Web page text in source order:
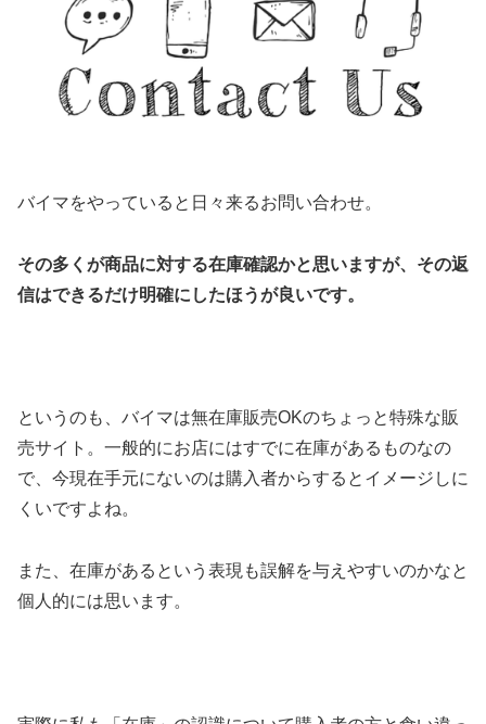
バイマをやっていると日々来るお問い合わせ。
その多くが商品に対する在庫確認かと思いますが、その返
信はできるだけ明確にしたほうが良いです。
というのも、バイマは無在庫販売OKのちょっと特殊な販
売サイト。一般的にお店にはすでに在庫があるものなの
で、今現在手元にないのは購入者からするとイメージしに
くいですよね。
また、在庫があるという表現も誤解を与えやすいのかなと
個人的には思います。